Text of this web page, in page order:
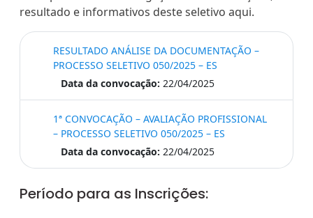
resultado e informativos deste seletivo aqui.
RESULTADO ANÁLISE DA DOCUMENTAÇÃO –
PROCESSO SELETIVO 050/2025 – ES
Data da convocação: 22/04/2025
1ª CONVOCAÇÃO – AVALIAÇÃO PROFISSIONAL
– PROCESSO SELETIVO 050/2025 – ES
Data da convocação: 22/04/2025
Período para as Inscrições: